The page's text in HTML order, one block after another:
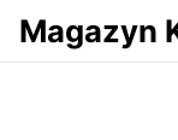
Przejdź do serwisu
Magazyn